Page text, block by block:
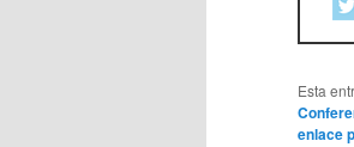
Esta
enlace